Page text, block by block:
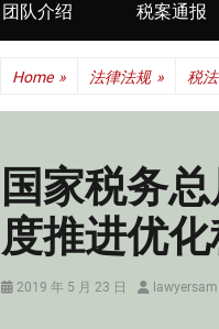
团队介绍 税案通报
Home » 法律法规 » 税法
国家税务
度推进优
Posted
2019 年 5 月 23 日 Authorlawyersam